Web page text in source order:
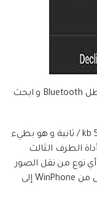
إذا انتهيت من استلام الملفات و إرسالها عطل Bluetooth و ابحث
نحن نعلم أن نقل Bluetooth بمعدل حوالي 50 kb / ثانية و هو بطيء
الطرف الثالث
نوع من نقل الصور
من WinPhone إلى Mac أو نقل جهات الاتصال من WinPhone إلى